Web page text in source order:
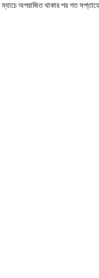
অপরাজিত থাকার পর গত